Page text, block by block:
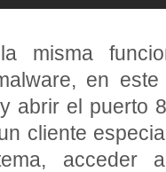
misma
en
y abrir el puerto
cliente
acceder